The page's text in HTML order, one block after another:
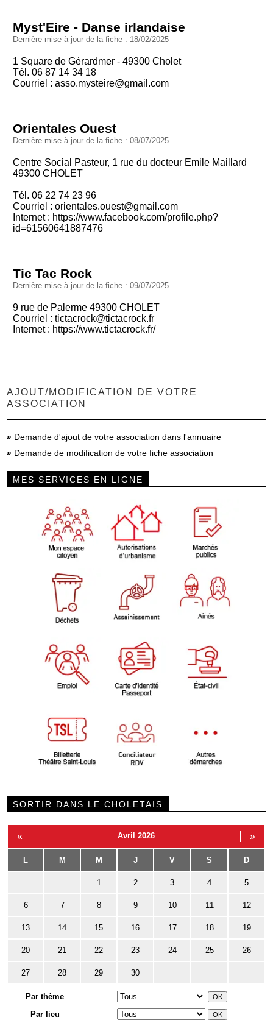
Myst'Eire - Danse irlandaise
Dernière mise à jour de la fiche : 18/02/2025
1 Square de Gérardmer - 49300 Cholet
Tél. 06 87 14 34 18
Courriel :asso.mysteire@gmail.com
Orientales Ouest
Dernière mise à jour de la fiche : 08/07/2025
Centre Social Pasteur, 1 rue du docteur Emile Maillard
49300 CHOLET
Tél. 06 22 74 23 96
Courriel :orientales.ouest@gmail.com
Internet : https://www.facebook.com/profile.php?
id=61560641887476
Tic Tac Rock
Dernière mise à jour de la fiche : 09/07/2025
9 rue de Palerme 49300 CHOLET
Courriel :tictacrock@tictacrock.fr
Internet : https://www.tictacrock.fr/
AJOUT/MODIFICATION DE VOTRE
ASSOCIATION
» Demande d'ajout de votre association dans l'annuaire
» Demande de modification de votre fiche association
MES SERVICES EN LIGNE
SORTIR DANS LE CHOLETAIS
« Avril 2026 »
L M M J V S D
1 2 3 4 5
6 7 8 9 10 11 12
13 14 15 16 17 18 19
20 21 22 23 24 25 26
27 28 29 30
Par thème
Par lieu